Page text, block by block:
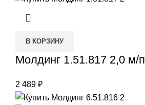
В КОРЗИНУ
Молдинг 1.51.817 2,0 м/п
2 489 ₽